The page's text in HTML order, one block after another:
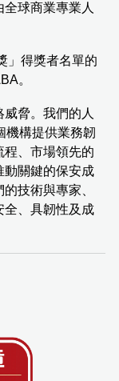
球商業專業人
」得獎者名單的
。
脅。我們的人
機構提供業務韌
程、市場領先的
動關鍵的保安成
技術與專家、
全、具韌性及成